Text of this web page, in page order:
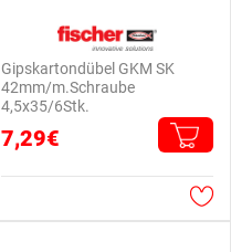
Gipskartondübel GKM SK
42mm/m.Schraube
4,5x35/6Stk.
7,29€